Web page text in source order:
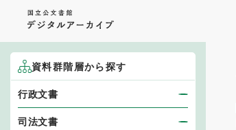
資料群階層から探す
行政文書
司法文書